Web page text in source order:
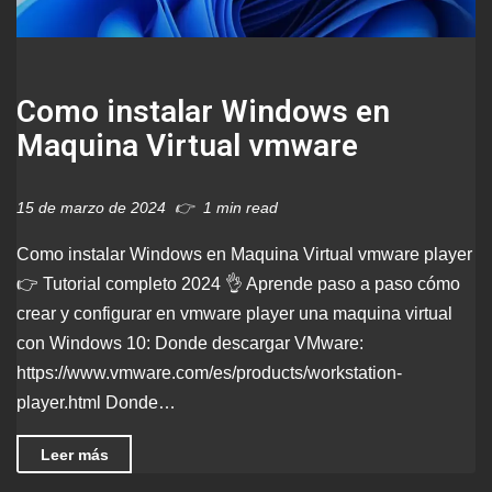
Como instalar Windows en
Maquina Virtual vmware
15 de marzo de 2024 1 min read
Como instalar Windows en Maquina Virtual vmware player
👉 Tutorial completo 2024 👌 Aprende paso a paso cómo
crear y configurar en vmware player una maquina virtual
con Windows 10: Donde descargar VMware:
https://www.vmware.com/es/products/workstation-
player.html Donde…
Leer más